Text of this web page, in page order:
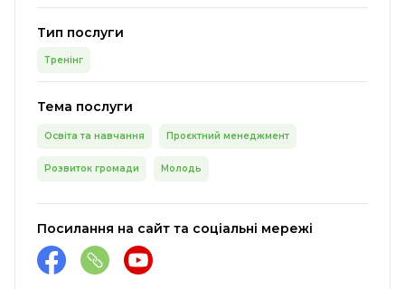
Тип послуги
Тренінг
Тема послуги
Освіта та навчання Проєктний менеджмент
Розвиток громади Молодь
Посилання на сайт та соціальні мережі